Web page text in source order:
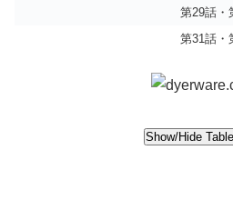
第29話・
第31話・